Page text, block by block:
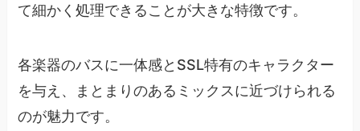
て細かく処理できることが大きな特徴です。
各楽器のバスに一体感とSSL特有のキャラクター
を与え、まとまりのあるミックスに近づけられる
のが魅力です。